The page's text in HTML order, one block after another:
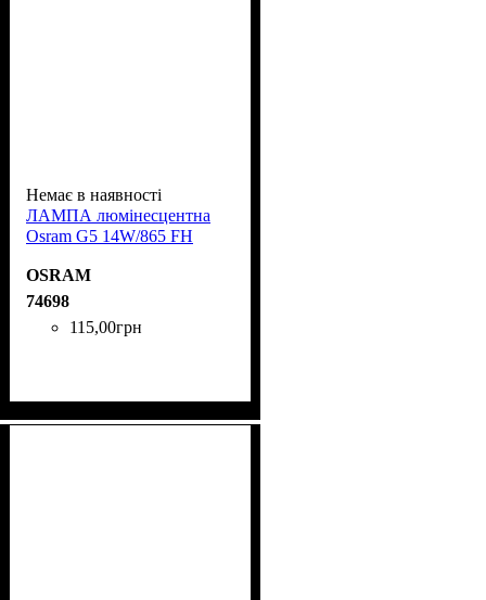
Немає в наявності
ЛАМПА люмінесцентна
Osram G5 14W/865 FH
OSRAM
74698
115,00грн